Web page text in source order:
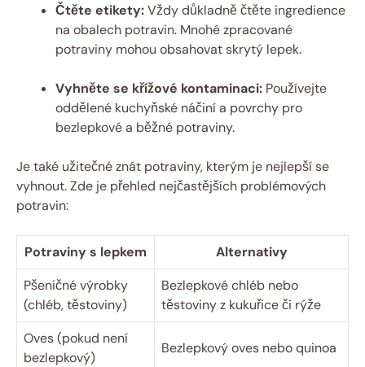
Čtěte etikety:Vždy důkladně čtěte ingredience
na obalech potravin. Mnohé zpracované
potraviny mohou obsahovat skrytý lepek.
Vyhněte se křížové kontaminaci: Používejte
oddělené kuchyňské náčiní a povrchy pro
bezlepkové a běžné potraviny.
Je také užitečné znát potraviny, kterým je nejlepší se
vyhnout. Zde je přehled nejčastějších problémových
potravin:
Potraviny s lepkem
Alternativy
Pšeničné výrobky
(chléb, těstoviny)
Bezlepkové chléb nebo
těstoviny z kukuřice či rýže
Oves (pokud není
bezlepkový)
Bezlepkový oves nebo quinoa